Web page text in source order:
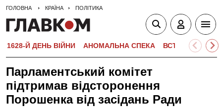
ГОЛОВНА КРАЇНА ПОЛІТИКА
1628-Й ДЕНЬ ВІЙНИ АНОМАЛЬНА СПЕКА ВСТУПНА
Парламентський комітет
підтримав відсторонення
Порошенка від засідань Ради